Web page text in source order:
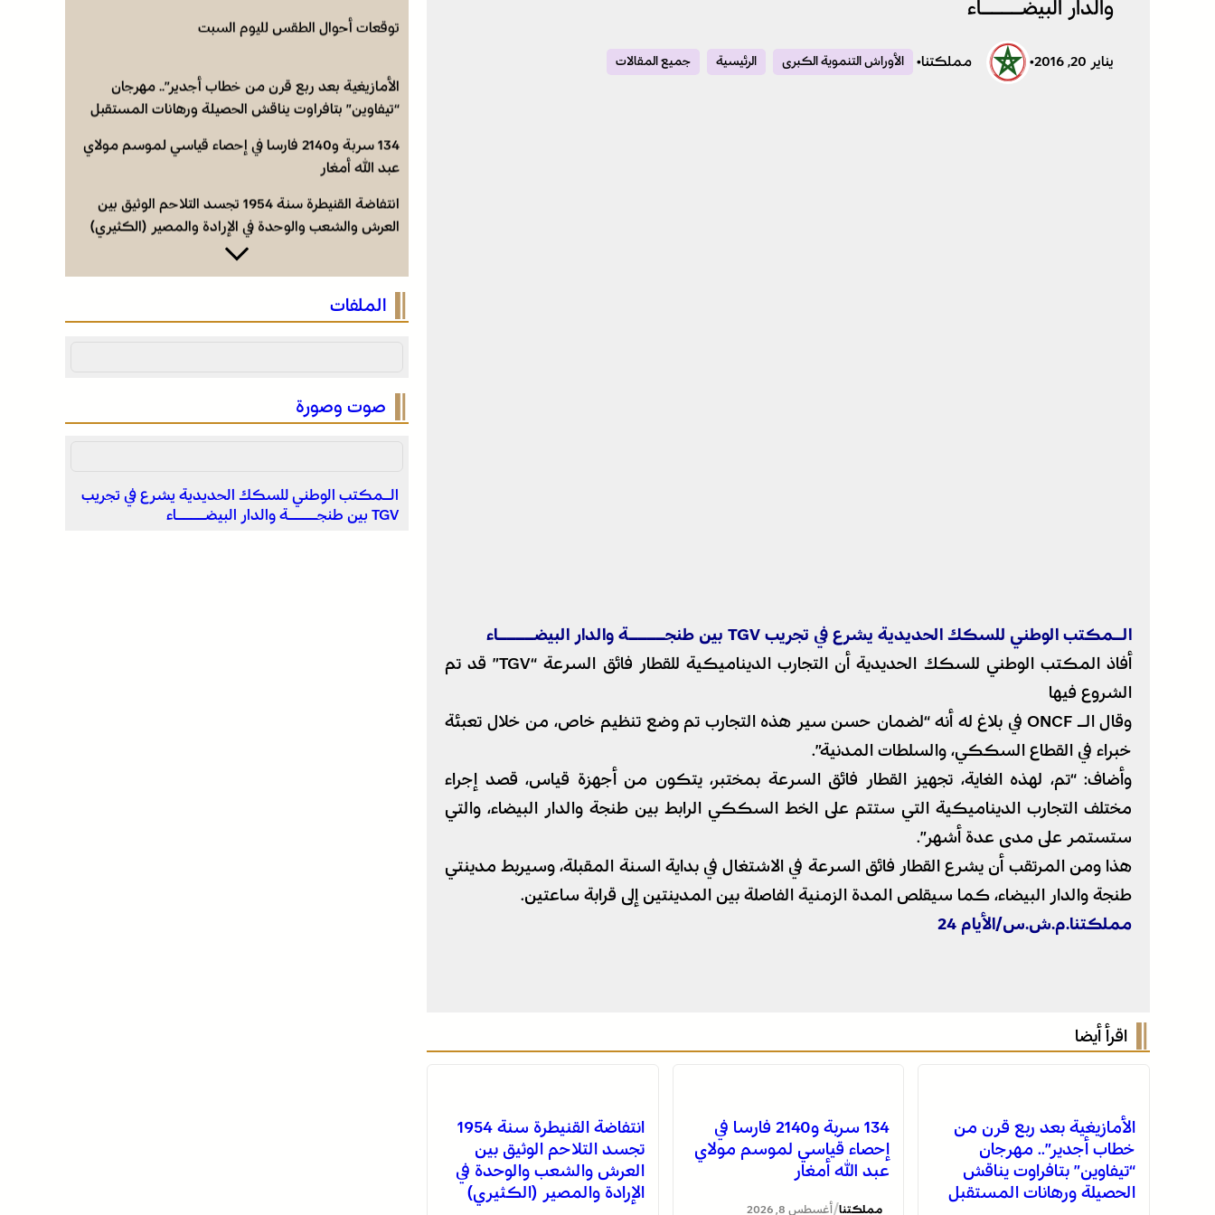
والدار البيضــــاء
يناير 20, 2016 • مملكتنا• الأوراش التنموية الكبرى الرئيسية جميع المقالات
الـمكتب الوطني للسكك الحديدية يشرع في تجريب TGV بين طنجــــة والدار البيضــــاء
أفاذ المكتب الوطني للسكك الحديدية أن التجارب الديناميكية للقطار فائق السرعة “TGV” قد تم
الشروع فيها
وقال الـ ONCF في بلاغ له أنه “لضمان حسن سير هذه التجارب تم وضع تنظيم خاص، من خلال تعبئة
خبراء في القطاع السككي، والسلطات المدنية”.
وأضاف: “تم، لهذه الغاية، تجهيز القطار فائق السرعة بمختبر، يتكون من أجهزة قياس، قصد إجراء
مختلف التجارب الديناميكية التي ستتم على الخط السككي الرابط بين طنجة والدار البيضاء، والتي
ستستمر على مدى عدة أشهر”.
هذا ومن المرتقب أن يشرع القطار فائق السرعة في الاشتغال في بداية السنة المقبلة، وسيربط مدينتي
طنجة والدار البيضاء، كما سيقلص المدة الزمنية الفاصلة بين المدينتين إلى قرابة ساعتين.
مملكتنا.م.ش.س/الأيام 24
اقرأ أيضا
الأمازيغية بعد ربع قرن من
خطاب أجدير”.. مهرجان
“تيفاوين” بتافراوت يناقش
الحصيلة ورهانات المستقبل
134 سربة و2140 فارسا في
إحصاء قياسي لموسم مولاي
عبد الله أمغار
مملكتنا/ أغسطس 8, 2026
انتفاضة القنيطرة سنة 1954
تجسد التلاحم الوثيق بين
العرش والشعب والوحدة في
الإرادة والمصير (الكثيري)
توقعات أحوال الطقس لليوم السبت
الأمازيغية بعد ربع قرن من خطاب أجدير”.. مهرجان
“تيفاوين” بتافراوت يناقش الحصيلة ورهانات المستقبل
134 سربة و2140 فارسا في إحصاء قياسي لموسم مولاي
عبد الله أمغار
انتفاضة القنيطرة سنة 1954 تجسد التلاحم الوثيق بين
العرش والشعب والوحدة في الإرادة والمصير (الكثيري)
توقعات أحوال الطقس لليوم السبت
الأمازيغية بعد ربع قرن من خطاب أجدير”.. مهرجان
عبد الله أمغار
انتفاضة القنيطرة سنة 1954 تجسد التلاحم الوثيق بين
توقعات أحوال الطقس لليوم السبت
الملفات
صوت وصورة
الـمكتب الوطني للسكك الحديدية يشرع في تجريب
TGV بين طنجــــة والدار البيضــــاء